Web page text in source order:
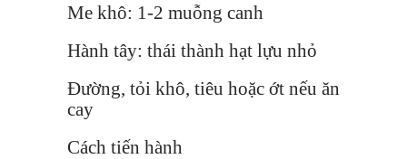
Me khô: 1-2 muỗng canh
Hành tây: thái thành hạt lựu nhỏ
Đường, tỏi khô, tiêu hoặc ớt nếu ăn
cay
Cách tiến hành